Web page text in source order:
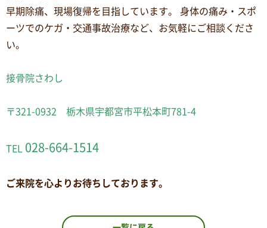
早期除痛、現場復帰を目指しています。 身体の痛み・スポ
ーツでのケガ・交通事故治療など、お気軽にご相談くださ
い。
接骨院さわし
〒321-0932 栃木県宇都宮市平松本町781-4
TEL 028-664-1514
ご来院を心よりお待ちしております。